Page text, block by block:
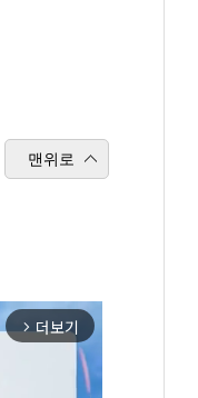
맨위로
arrow_forward_ios 더보기